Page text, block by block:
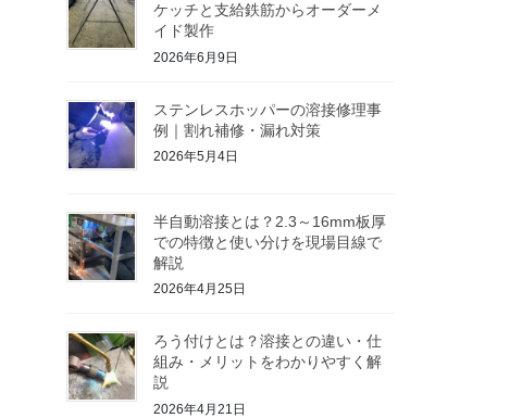
ケッチと支給鉄筋からオーダーメ
イド製作
2026年6月9日
ステンレスホッパーの溶接修理事
例｜割れ補修・漏れ対策
2026年5月4日
半自動溶接とは？2.3～16mm板厚
での特徴と使い分けを現場目線で
解説
2026年4月25日
ろう付けとは？溶接との違い・仕
組み・メリットをわかりやすく解
説
2026年4月21日